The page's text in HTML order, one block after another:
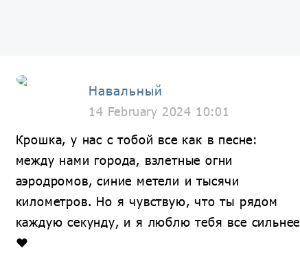
Навальный
14 February 2024 10:01
Крошка, у нас с тобой все как в песне:
между нами города, взлетные огни
аэродромов, синие метели и тысячи
километров. Но я чувствую, что ты рядом
каждую секунду, и я люблю тебя все сильнее
❤️